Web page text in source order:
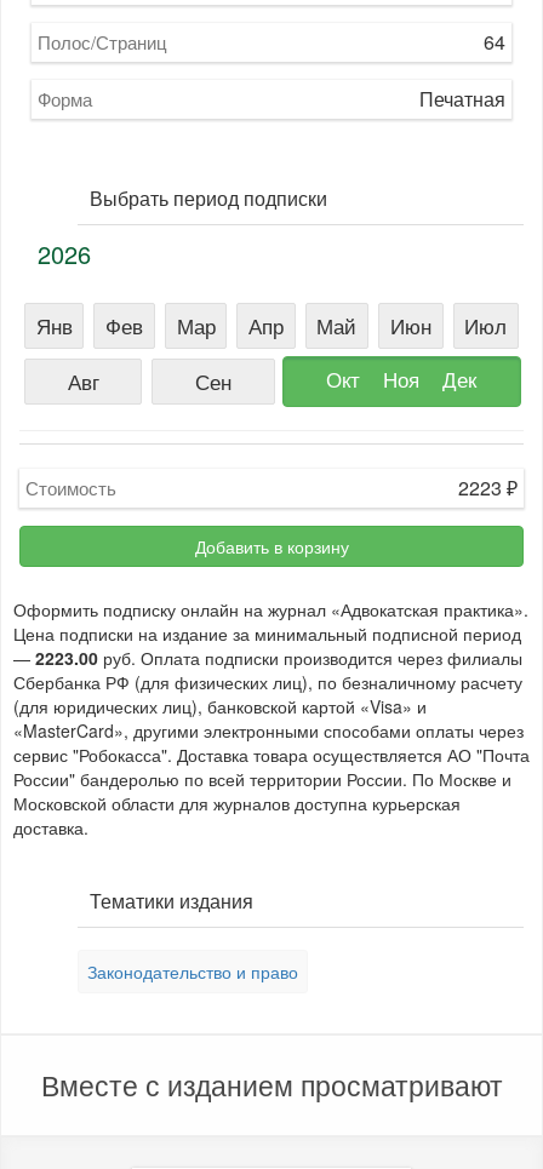
Полос/Страниц 64
Форма Печатная
Выбрать период подписки
2026
Янв Фев Мар Апр Май Июн
Июл
Авг
Сен Окт Ноя Дек
Стоимость 2223 ₽
Добавить в корзину
Оформить подписку онлайн на журнал «Адвокатская практика».
Цена подписки на издание за минимальный подписной период
— 2223.00 руб. Оплата подписки производится через филиалы
Сбербанка РФ (для физических лиц), по безналичному расчету
(для юридических лиц), банковской картой «Visa» и
«MasterCard», другими электронными способами оплаты через
сервис "Робокасса". Доставка товара осуществляется АО "Почта
России" бандеролью по всей территории России. По Москве и
Московской области для журналов доступна курьерская
доставка.
Тематики издания
Законодательство и право
Вместе с изданием просматривают